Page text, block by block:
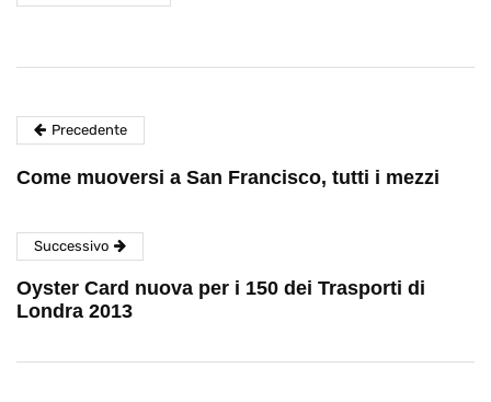
Precedente
Come muoversi a San Francisco, tutti i mezzi
Successivo
Oyster Card nuova per i 150 dei Trasporti di
Londra 2013